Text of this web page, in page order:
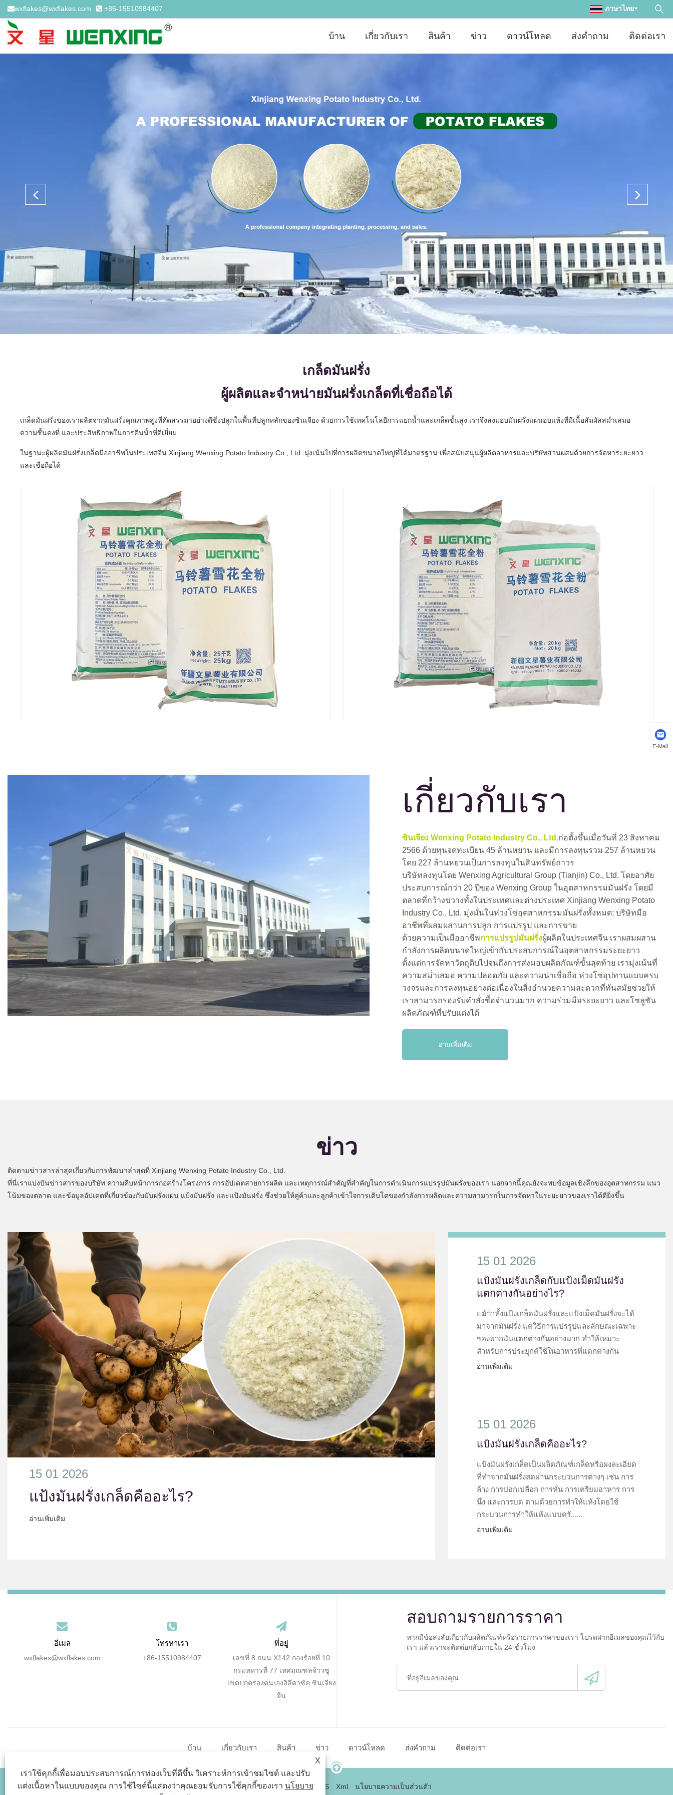
wxflakes@wxflakes.com +86-15510984407 ภาษาไทย
บ้าน เกี่ยวกับเรา สินค้า ข่าว ดาวน์โหลด ส่งคำถาม ติดต่อเรา
เกล็ดมันฝรั่ง
ผู้ผลิตและจำหน่ายมันฝรั่งเกล็ดที่เชื่อถือได้
เกล็ดมันฝรั่งของเราผลิตจากมันฝรั่งคุณภาพสูงที่คัดสรรมาอย่างดีซึ่งปลูกในพื้นที่ปลูกหลักของซินเจียง ด้วยการใช้เทคโนโลยีการแยกน้ำและเกล็ดขั้นสูง เราจึงส่งมอบมันฝรั่งแผ่นอบแห้งที่มีเนื้อสัมผัสสม่ำเสมอ
ความชื้นคงที่ และประสิทธิภาพในการคืนน้ำที่ดีเยี่ยม
ในฐานะผู้ผลิตมันฝรั่งเกล็ดมืออาชีพในประเทศจีน Xinjiang Wenxing Potato Industry Co., Ltd. มุ่งเน้นไปที่การผลิตขนาดใหญ่ที่ได้มาตรฐาน เพื่อสนับสนุนผู้ผลิตอาหารและบริษัทส่วนผสมด้วยการจัดหาระยะยาว
และเชื่อถือได้
เกี่ยวกับเรา
ซินเจียง Wenxing Potato Industry Co., Ltd.ก่อตั้งขึ้นเมื่อวันที่ 23 สิงหาคม
2566 ด้วยทุนจดทะเบียน 45 ล้านหยวน และมีการลงทุนรวม 257 ล้านหยวน
โดย 227 ล้านหยวนเป็นการลงทุนในสินทรัพย์ถาวร
บริษัทลงทุนโดย Wenxing Agricultural Group (Tianjin) Co., Ltd. โดยอาศัย
ประสบการณ์กว่า 20 ปีของ Wenxing Group ในอุตสาหกรรมมันฝรั่ง โดยมี
ตลาดที่กว้างขวางทั้งในประเทศและต่างประเทศ Xinjiang Wenxing Potato
Industry Co., Ltd. มุ่งมั่นในห่วงโซ่อุตสาหกรรมมันฝรั่งทั้งหมด: บริษัทมือ
อาชีพที่ผสมผสานการปลูก การแปรรูป และการขาย
ด้วยความเป็นมืออาชีพการแปรรูปมันฝรั่งผู้ผลิตในประเทศจีน เราผสมผสาน
กำลังการผลิตขนาดใหญ่เข้ากับประสบการณ์ในอุตสาหกรรมระยะยาว
ตั้งแต่การจัดหาวัตถุดิบไปจนถึงการส่งมอบผลิตภัณฑ์ขั้นสุดท้าย เรามุ่งเน้นที่
ความสม่ำเสมอ ความปลอดภัย และความน่าเชื่อถือ ห่วงโซ่อุปทานแบบครบ
วงจรและการลงทุนอย่างต่อเนื่องในสิ่งอำนวยความสะดวกที่ทันสมัยช่วยให้
เราสามารถรองรับคำสั่งซื้อจำนวนมาก ความร่วมมือระยะยาว และโซลูชัน
ผลิตภัณฑ์ที่ปรับแต่งได้
อ่านเพิ่มเติม
ข่าว
ติดตามข่าวสารล่าสุดเกี่ยวกับการพัฒนาล่าสุดที่ Xinjiang Wenxing Potato Industry Co., Ltd.
ที่นี่เราแบ่งปันข่าวสารของบริษัท ความคืบหน้าการก่อสร้างโครงการ การอัปเดตสายการผลิต และเหตุการณ์สำคัญที่สำคัญในการดำเนินการแปรรูปมันฝรั่งของเรา นอกจากนี้คุณยังจะพบข้อมูลเชิงลึกของอุตสาหกรรม แนว
โน้มของตลาด และข้อมูลอัปเดตที่เกี่ยวข้องกับมันฝรั่งแผ่น แป้งมันฝรั่ง และแป้งมันฝรั่ง ซึ่งช่วยให้คู่ค้าและลูกค้าเข้าใจการเติบโตของกำลังการผลิตและความสามารถในการจัดหาในระยะยาวของเราได้ดียิ่งขึ้น
15 01 2026
แป้งมันฝรั่งเกล็ดคืออะไร?
อ่านเพิ่มเติม
15 01 2026
แป้งมันฝรั่งเกล็ดกับแป้งเม็ดมันฝรั่ง
แตกต่างกันอย่างไร?
แม้ว่าทั้งแป้งเกล็ดมันฝรั่งและแป้งเม็ดมันฝรั่งจะได้
มาจากมันฝรั่ง แต่วิธีการแปรรูปและลักษณะเฉพาะ
ของพวกมันแตกต่างกันอย่างมาก ทำให้เหมาะ
สำหรับการประยุกต์ใช้ในอาหารที่แตกต่างกัน
อ่านเพิ่มเติม
15 01 2026
แป้งมันฝรั่งเกล็ดคืออะไร?
แป้งมันฝรั่งเกล็ดเป็นผลิตภัณฑ์เกล็ดหรือผงละเอียด
ที่ทำจากมันฝรั่งสดผ่านกระบวนการต่างๆ เช่น การ
ล้าง การปอกเปลือก การหั่น การเตรียมอาหาร การ
นึ่ง และการบด ตามด้วยการทำให้แห้งโดยใช้
กระบวนการทำให้แห้งแบบดรั......
อ่านเพิ่มเติม
E-Mail
X
เราใช้คุกกี้เพื่อมอบประสบการณ์การท่องเว็บที่ดีขึ้น วิเคราะห์การเข้าชมไซต์ และปรับ
แต่งเนื้อหาในแบบของคุณ การใช้ไซต์นี้แสดงว่าคุณยอมรับการใช้คุกกี้ของเรา นโยบาย
อีเมล
wxflakes@wxflakes.com
โทรหาเรา
+86-15510984407
ที่อยู่
เลขที่ 8 ถนน X142 กองร้อยที่ 10
กรมทหารที่ 77 เทศมณฑลจ้าวซู
เขตปกครองตนเองอิลีคาซัค ซินเจียง
จีน
สอบถามรายการราคา
หากมีข้อสงสัยเกี่ยวกับผลิตภัณฑ์หรือรายการราคาของเรา โปรดฝากอีเมลของคุณไว้กับ
เรา แล้วเราจะติดต่อกลับภายใน 24 ชั่วโมง
บ้าน เกี่ยวกับเรา สินค้า ข่าว ดาวน์โหลด ส่งคำถาม ติดต่อเรา
Link Sitemap RSS Xml นโยบายความเป็นส่วนตัว